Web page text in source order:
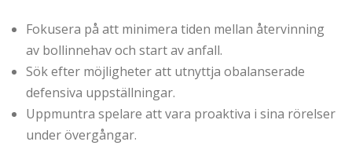
Fokusera på att minimera tiden mellan återvinning
av bollinnehav och start av anfall.
Sök efter möjligheter att utnyttja obalanserade
defensiva uppställningar.
Uppmuntra spelare att vara proaktiva i sina rörelser
under övergångar.